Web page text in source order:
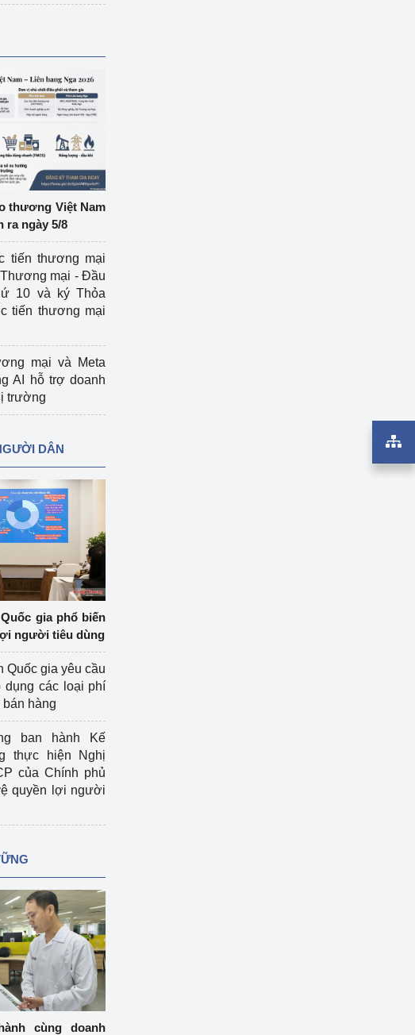
thương Việt Nam
ra ngày 5/8
tiến thương mại
mại - Đầu
10 và ký Thỏa
tiến thương mại
mại và Meta
AI hỗ trợ doanh
trường
DÂN
gia phổ biến
người tiêu dùng
Quốc gia yêu cầu
dụng các loại phí
hàng
ban hành Kế
thực hiện Nghị
của Chính phủ
quyền lợi người
cùng doanh